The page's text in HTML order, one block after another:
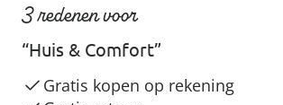
3 redenen voor
“Huis & Comfort”
Gratis kopen op rekening